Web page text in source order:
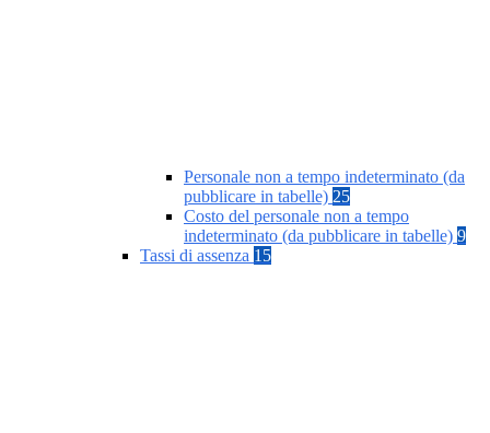
Personale non a tempo indeterminato (da
pubblicare in tabelle) 25
Costo del personale non a tempo
indeterminato (da pubblicare in tabelle) 9
Tassi di assenza 15